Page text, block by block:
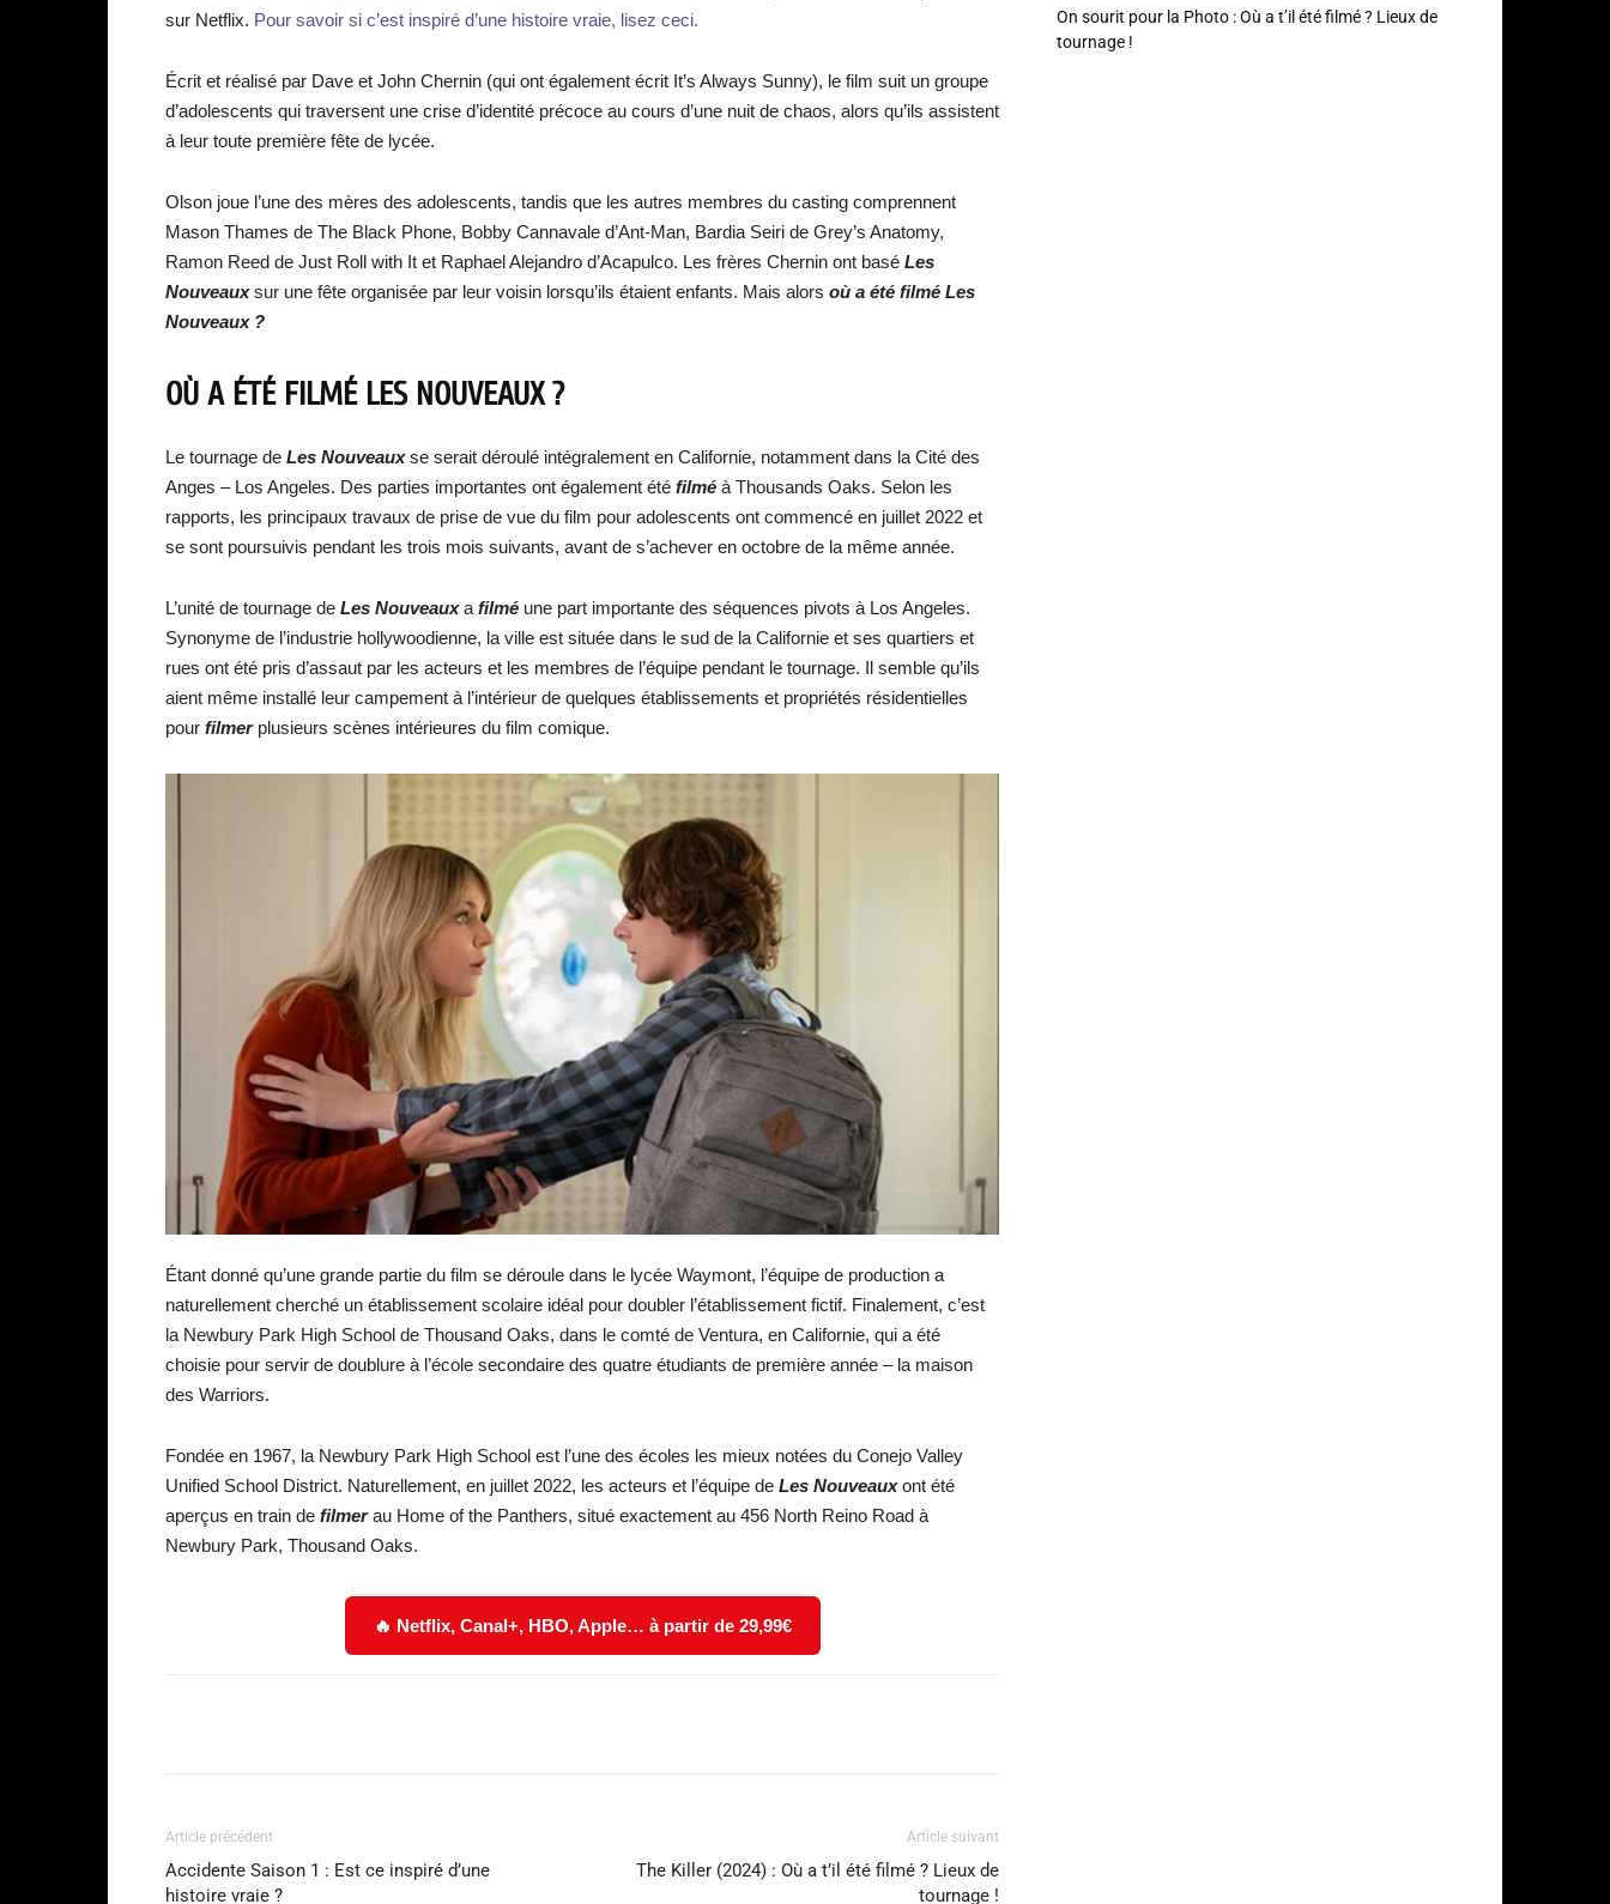
sur Netflix. Pour savoir si c’est inspiré d’une histoire vraie, lisez ceci.
Écrit et réalisé par Dave et John Chernin (qui ont également écrit It’s Always Sunny), le film suit un groupe
d’adolescents qui traversent une crise d’identité précoce au cours d’une nuit de chaos, alors qu’ils assistent
à leur toute première fête de lycée.
Olson joue l’une des mères des adolescents, tandis que les autres membres du casting comprennent
Mason Thames de The Black Phone, Bobby Cannavale d’Ant-Man, Bardia Seiri de Grey’s Anatomy,
Ramon Reed de Just Roll with It et Raphael Alejandro d’Acapulco. Les frères Chernin ont basé Les
Nouveauxsur une fête organisée par leur voisin lorsqu’ils étaient enfants. Mais alors où a été filmé Les
Nouveaux ?
OÙ A ÉTÉ FILMÉ LES NOUVEAUX ?
Le tournage de Les Nouveauxse serait déroulé intégralement en Californie, notamment dans la Cité des
Anges – Los Angeles. Des parties importantes ont également été filmé à Thousands Oaks. Selon les
rapports, les principaux travaux de prise de vue du film pour adolescents ont commencé en juillet 2022 et
se sont poursuivis pendant les trois mois suivants, avant de s’achever en octobre de la même année.
L’unité de tournage de Les Nouveauxa filmé une part importante des séquences pivots à Los Angeles.
Synonyme de l’industrie hollywoodienne, la ville est située dans le sud de la Californie et ses quartiers et
rues ont été pris d’assaut par les acteurs et les membres de l’équipe pendant le tournage. Il semble qu’ils
aient même installé leur campement à l’intérieur de quelques établissements et propriétés résidentielles
pour filmer plusieurs scènes intérieures du film comique.
Étant donné qu’une grande partie du film se déroule dans le lycée Waymont, l’équipe de production a
naturellement cherché un établissement scolaire idéal pour doubler l’établissement fictif. Finalement, c’est
la Newbury Park High School de Thousand Oaks, dans le comté de Ventura, en Californie, qui a été
choisie pour servir de doublure à l’école secondaire des quatre étudiants de première année – la maison
des Warriors.
Fondée en 1967, la Newbury Park High School est l’une des écoles les mieux notées du Conejo Valley
Unified School District. Naturellement, en juillet 2022, les acteurs et l’équipe de Les Nouveauxont été
aperçus en train de filmerau Home of the Panthers, situé exactement au 456 North Reino Road à
Newbury Park, Thousand Oaks.
🔥 Netflix, Canal+, HBO, Apple… à partir de 29,99€
Article précédent
Accidente Saison 1 : Est ce inspiré d’une
histoire vraie ?
Article suivant
The Killer (2024) : Où a t’il été filmé ? Lieux de
tournage !
On sourit pour la Photo : Où a t’il été filmé ? Lieux de
tournage !